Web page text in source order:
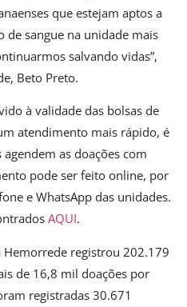
que estejam aptos a
de sangue na unidade mais
salvando vidas”,
Beto Preto.
à validade das bolsas de
atendimento mais rápido, é
as doações com
pode ser feito online, por
e WhatsApp das unidades.
AQUI.
Hemorrede registrou 202.179
de 16,8 mil doações por
registradas 30.671